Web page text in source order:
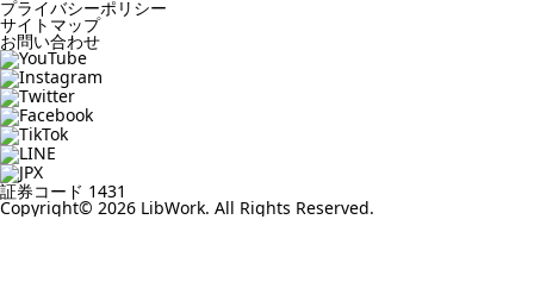
プライバシーポリシー
サイトマップ
お問い合わせ
証券コード 1431
Copyright© 2026 LibWork. All Rights Reserved.